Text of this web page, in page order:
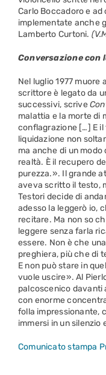
Carlo Boccadoro e
implementate anche
Lamberto Curtoni.
Conversazione con
Nel luglio 1977 muore
scrittore è legato da
successivi, scrive
malattia e la morte di
conflagrazione […] E
liquidazione non
ma anche di un
realtà. È il recupero
purezza.». Il grande
aveva scritto il testo,
Testori decide di
adesso la leggerò io,
recitare. Ma non so
leggere senza farla
essere. Non è che
preghiera, più che di
E non può stare in
vuole uscire». Al
palcoscenico davanti
con enorme
folla impressionante,
immersi in un silenzio
Comunicato stampa